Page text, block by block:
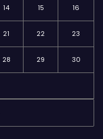
14 15 16
21 22 23
28 29 30